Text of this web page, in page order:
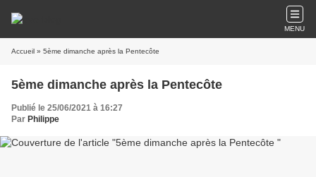
MENU
Accueil » 5ème dimanche après la Pentecôte
5ème dimanche après la Pentecôte
Publié le 25/06/2021 à 16:27
Par Philippe